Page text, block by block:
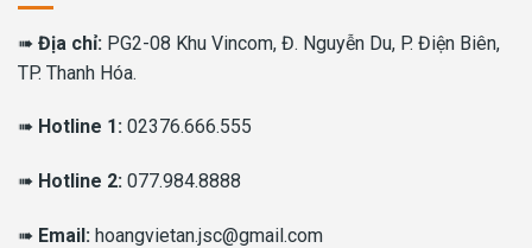
➠ Địa chỉ: PG2-08 Khu Vincom, Đ. Nguyễn Du, P. Điện Biên,
TP. Thanh Hóa.
➠ Hotline 1: 02376.666.555
➠ Hotline 2: 077.984.8888
➠ Email: hoangvietan.jsc@gmail.com